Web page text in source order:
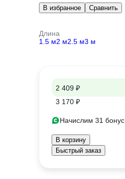
В избранное Сравнить
Длина
1.5 м2 м2.5 м3 м
2 409 ₽
3 170 ₽
Начислим 31 бонус
В корзину
Быстрый заказ